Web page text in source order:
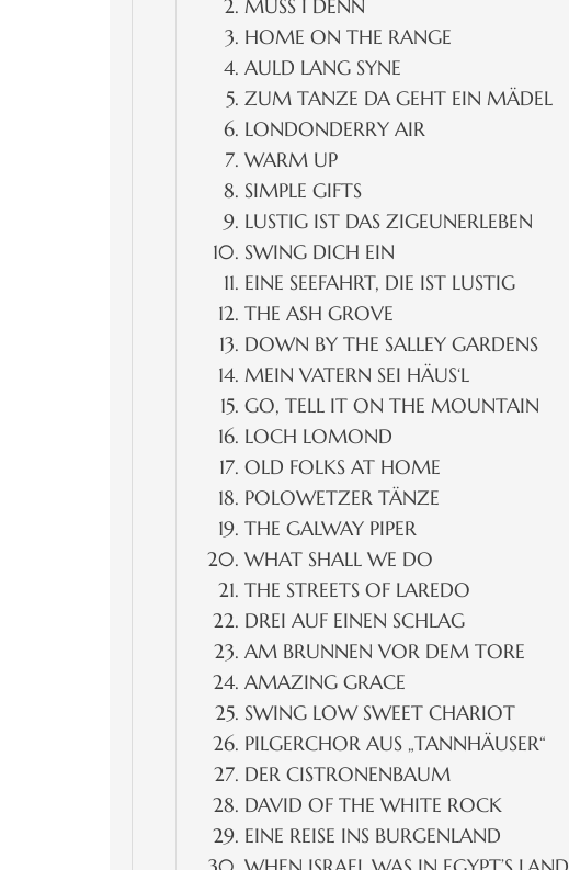
MUSS I DENN
HOME ON THE RANGE
AULD LANG SYNE
ZUM TANZE DA GEHT EIN MÄDEL
LONDONDERRY AIR
WARM UP
SIMPLE GIFTS
LUSTIG IST DAS ZIGEUNERLEBEN
SWING DICH EIN
EINE SEEFAHRT, DIE IST LUSTIG
THE ASH GROVE
DOWN BY THE SALLEY GARDENS
MEIN VATERN SEI HÄUS‘L
GO, TELL IT ON THE MOUNTAIN
LOCH LOMOND
OLD FOLKS AT HOME
POLOWETZER TÄNZE
THE GALWAY PIPER
WHAT SHALL WE DO
THE STREETS OF LAREDO
DREI AUF EINEN SCHLAG
AM BRUNNEN VOR DEM TORE
AMAZING GRACE
SWING LOW SWEET CHARIOT
PILGERCHOR AUS „TANNHÄUSER“
DER CISTRONENBAUM
DAVID OF THE WHITE ROCK
EINE REISE INS BURGENLAND